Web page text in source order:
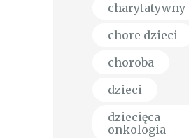
charytatywny
chore dzieci
choroba
dzieci
dziecięca
onkologia